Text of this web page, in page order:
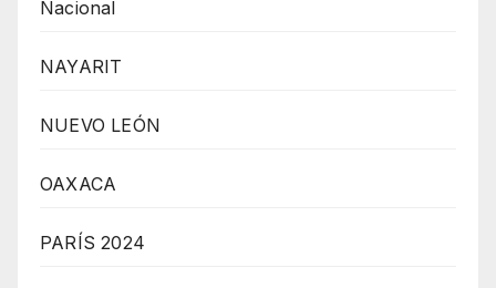
Nacional
NAYARIT
NUEVO LEÓN
OAXACA
PARÍS 2024